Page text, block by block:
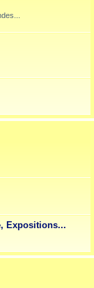
Expositions...